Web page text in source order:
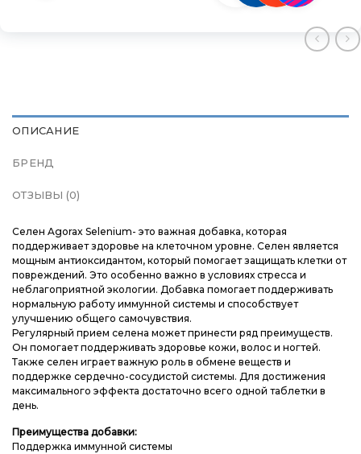
ОПИСАНИЕ
БРЕНД
ОТЗЫВЫ (0)
Селен Agorax Selenium- это важная добавка, которая
поддерживает здоровье на клеточном уровне. Селен является
мощным антиоксидантом, который помогает защищать клетки от
повреждений. Это особенно важно в условиях стресса и
неблагоприятной экологии. Добавка помогает поддерживать
нормальную работу иммунной системы и способствует
улучшению общего самочувствия.
Регулярный прием селена может принести ряд преимуществ.
Он помогает поддерживать здоровье кожи, волос и ногтей.
Также селен играет важную роль в обмене веществ и
поддержке сердечно-сосудистой системы. Для достижения
максимального эффекта достаточно всего одной таблетки в
день.
Преимущества добавки:
Поддержка иммунной системы